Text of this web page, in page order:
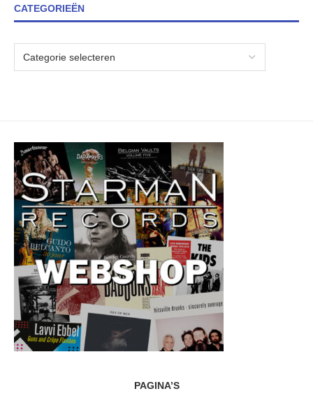
CATEGORIEËN
PAGINA’S